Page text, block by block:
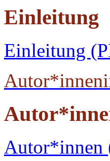
Einleitung
Einleitung
Autor*innen